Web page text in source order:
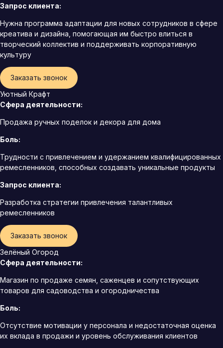
Запрос клиента:
Нужна программа адаптации для новых сотрудников в сфере
креатива и дизайна, помогающая им быстро влиться в
творческий коллектив и поддерживать корпоративную
культуру
Заказать звонок
Уютный Крафт
Сфера деятельности:
Продажа ручных поделок и декора для дома
Боль:
Трудности с привлечением и удержанием квалифицированных
ремесленников, способных создавать уникальные продукты
Запрос клиента:
Разработка стратегии привлечения талантливых
ремесленников
Заказать звонок
Зелёный Огород
Сфера деятельности:
Магазин по продаже семян, саженцев и сопутствующих
товаров для садоводства и огородничества
Боль:
Отсутствие мотивации у персонала и недостаточная оценка
их вклада в продажи и уровень обслуживания клиентов